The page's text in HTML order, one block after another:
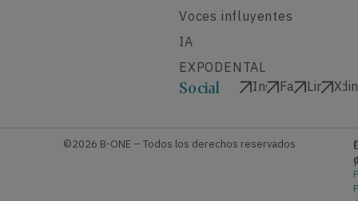
Voces influyentes
IA
EXPODENTAL
Social Instagram
Facebook
X
©2026 B-ONE – Todos los derechos reservados